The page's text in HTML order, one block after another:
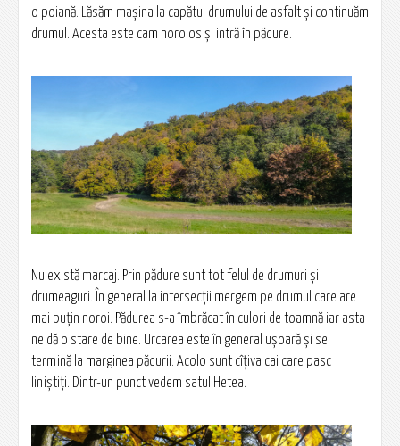
o poiană. Lăsăm mașina la capătul drumului de asfalt și continuăm
drumul. Acesta este cam noroios și intră în pădure.
Nu există marcaj. Prin pădure sunt tot felul de drumuri și
drumeaguri. În general la intersecții mergem pe drumul care are
mai puțin noroi. Pădurea s-a îmbrăcat în culori de toamnă iar asta
ne dă o stare de bine. Urcarea este în general ușoară și se
termină la marginea pădurii. Acolo sunt cîțiva cai care pasc
liniștiți. Dintr-un punct vedem satul Hetea.